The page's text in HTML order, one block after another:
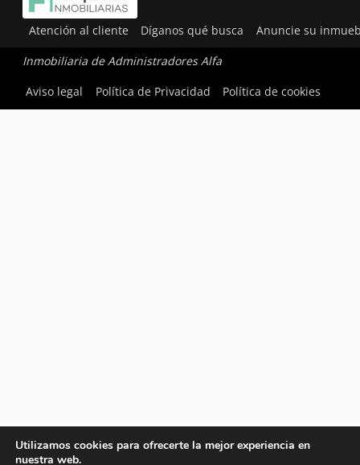
Atención al cliente Díganos qué busca Anuncie su
Inmobiliaria de Administradores Alfa
Aviso legal
Política de Privacidad Política de cookies
Utilizamos cookies para ofrecerte la mejor experiencia en
nuestra web.